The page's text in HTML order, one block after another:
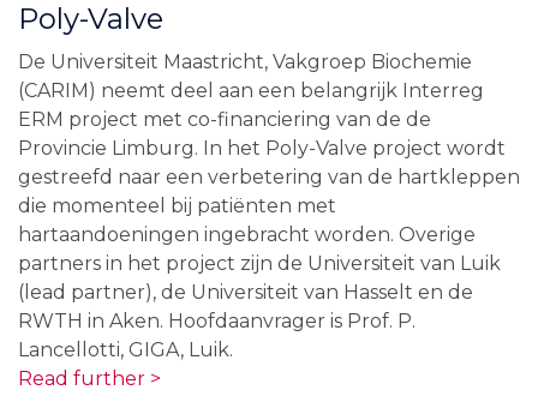
Poly-Valve
De Universiteit Maastricht, Vakgroep Biochemie
(CARIM) neemt deel aan een belangrijk Interreg
ERM project met co-financiering van de de
Provincie Limburg. In het Poly-Valve project wordt
gestreefd naar een verbetering van de hartkleppen
die momenteel bij patiënten met
hartaandoeningen ingebracht worden. Overige
partners in het project zijn de Universiteit van Luik
(lead partner), de Universiteit van Hasselt en de
RWTH in Aken. Hoofdaanvrager is Prof. P.
Lancellotti, GIGA, Luik.
Read further >